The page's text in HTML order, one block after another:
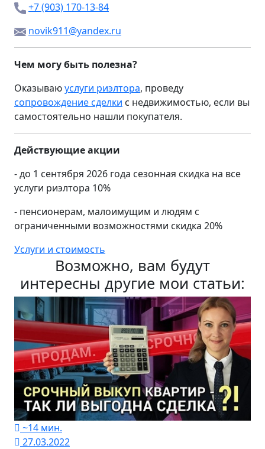
+7 (903) 170-13-84
novik911@yandex.ru
Чем могу быть полезна?
Оказываюуслуги риэлтора, проведу
сопровождение сделки с недвижимостью, если вы
самостоятельно нашли покупателя.
Действующие акции
- до 1 сентября 2026 года сезонная скидка на все
услуги риэлтора 10%
- пенсионерам, малоимущим и людям с
ограниченными возможностями скидка 20%
Услуги и стоимость
Возможно, вам будут
интересны другие мои статьи:
~14 мин.
27.03.2022